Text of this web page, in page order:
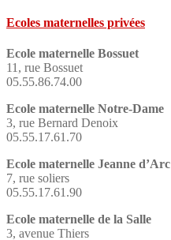
Ecoles maternelles privées
Ecole maternelle Bossuet
11, rue Bossuet
05.55.86.74.00
Ecole maternelle Notre-Dame
3, rue Bernard Denoix
05.55.17.61.70
Ecole maternelle Jeanne d’Arc
7, rue soliers
05.55.17.61.90
Ecole maternelle de la Salle
3, avenue Thiers